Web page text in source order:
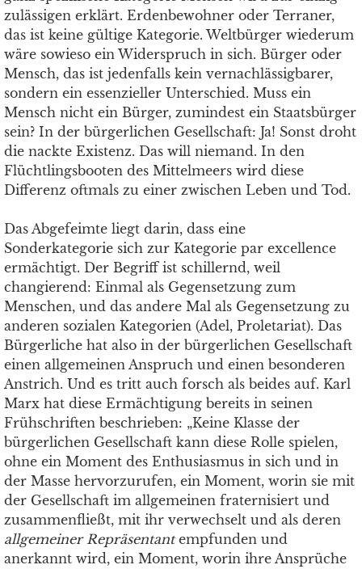
zulässigen erklärt. Erdenbewohner oder Terraner,
das ist keine gültige Kategorie. Weltbürger wiederum
wäre sowieso ein Widerspruch in sich. Bürger oder
Mensch, das ist jedenfalls kein vernachlässigbarer,
sondern ein essenzieller Unterschied. Muss ein
Mensch nicht ein Bürger, zumindest ein Staatsbürger
sein? In der bürgerlichen Gesellschaft: Ja! Sonst droht
die nackte Existenz. Das will niemand. In den
Flüchtlingsbooten des Mittelmeers wird diese
Differenz oftmals zu einer zwischen Leben und Tod.
Das Abgefeimte liegt darin, dass eine
Sonderkategorie sich zur Kategorie par excellence
ermächtigt. Der Begriff ist schillernd, weil
changierend: Einmal als Gegensetzung zum
Menschen, und das andere Mal als Gegensetzung zu
anderen sozialen Kategorien (Adel, Proletariat). Das
Bürgerliche hat also in der bürgerlichen Gesellschaft
einen allgemeinen Anspruch und einen besonderen
Anstrich. Und es tritt auch forsch als beides auf. Karl
Marx hat diese Ermächtigung bereits in seinen
Frühschriften beschrieben: „Keine Klasse der
bürgerlichen Gesellschaft kann diese Rolle spielen,
ohne ein Moment des Enthusiasmus in sich und in
der Masse hervorzurufen, ein Moment, worin sie mit
der Gesellschaft im allgemeinen fraternisiert und
zusammenfließt, mit ihr verwechselt und als deren
allgemeiner Repräsentantempfunden und
anerkannt wird, ein Moment, worin ihre Ansprüche